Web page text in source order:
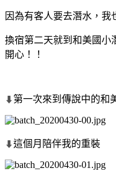
因為有客人要去潛水，我
換宿第二天就到和美國小
開心！！
⬇第一次來到傳說中的和
⬇這個月陪伴我的重裝